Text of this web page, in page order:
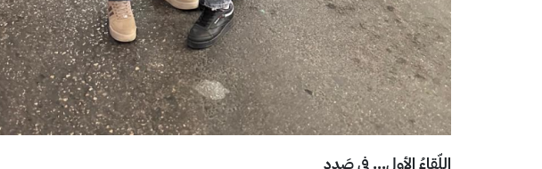
اللّقاءُ الأول… في صَدد